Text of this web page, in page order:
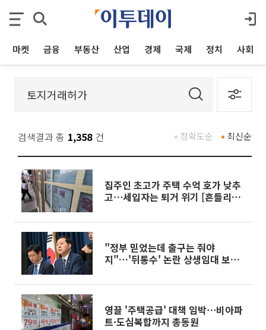
마켓 금융 부동산 산업 경제 국제 정치 사회
검색결과 총 1,358 건 최신순
정확도순
집주인 초고가 주택 수억 호가 낮추
고⋯세입자는 퇴거 위기 [흔들리는
"정부 믿었는데 출구는 줘야
지"…'뒤통수' 논란 상생임대 보완
③]
영끌 '주택공급' 대책 임박⋯비아파
트·도심복합까지 총동원